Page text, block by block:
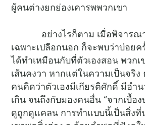
ผู้คนต่างยกย่องเคารพพวกเขา
อย่างไรก็ตาม เมื่อพิจารณา
เฉพาะเปลือกนอก ก็จะพบว่าบ่อย
ได้ทำเหมือนกับที่ตัวเองสอน พวก
เส้นคงวา หากแต่ในความเป็นจริง
คนคิดว่าตัวเองมีเกียรติศักดิ์ มีอำ
เกิน จนถึงกับมองคนอื่น “จากเบื้อ
ดูถูกดูแคลน การทำแบบนี้เป็นสิ่งที่